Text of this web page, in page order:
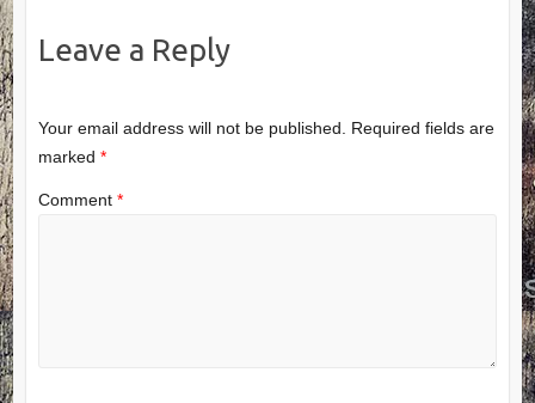
Leave a Reply
Your email address will not be published. Required fields are
marked *
Comment *